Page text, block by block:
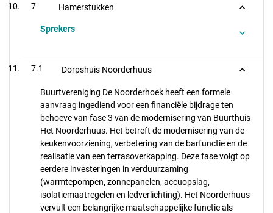
7 Hamerstukken
Sprekers
7.1 Dorpshuis Noorderhuus
Buurtvereniging De Noorderhoek heeft een formele
aanvraag ingediend voor een financiële bijdrage ten
behoeve van fase 3 van de modernisering van Buurthuis
Het Noorderhuus. Het betreft de modernisering van de
keukenvoorziening, verbetering van de barfunctie en de
realisatie van een terrasoverkapping. Deze fase volgt op
eerdere investeringen in verduurzaming
(warmtepompen, zonnepanelen, accuopslag,
isolatiemaatregelen en ledverlichting). Het Noorderhuus
vervult een belangrijke maatschappelijke functie als